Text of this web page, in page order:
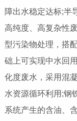
障出水稳定达标;半
高纯度、高复杂性
型污染物处理，搭
础上可实现中水回
化度废水，采用混
水资源循环利用;钢
系统产生的含油、